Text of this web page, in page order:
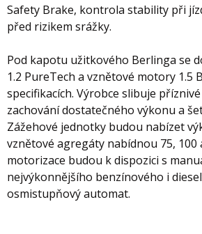
Safety Brake, kontrola stability při
před rizikem srážky.
Pod kapotu užitkového Berlinga se
1.2 PureTech a vznětové motory 1.5
specifikacích. Výrobce slibuje
zachování dostatečného výkonu a
Zážehové jednotky budou nabízet
vznětové agregáty nabídnou 75, 100
motorizace budou k dispozici s
nejvýkonnějšího benzínového i
osmistupňový automat.